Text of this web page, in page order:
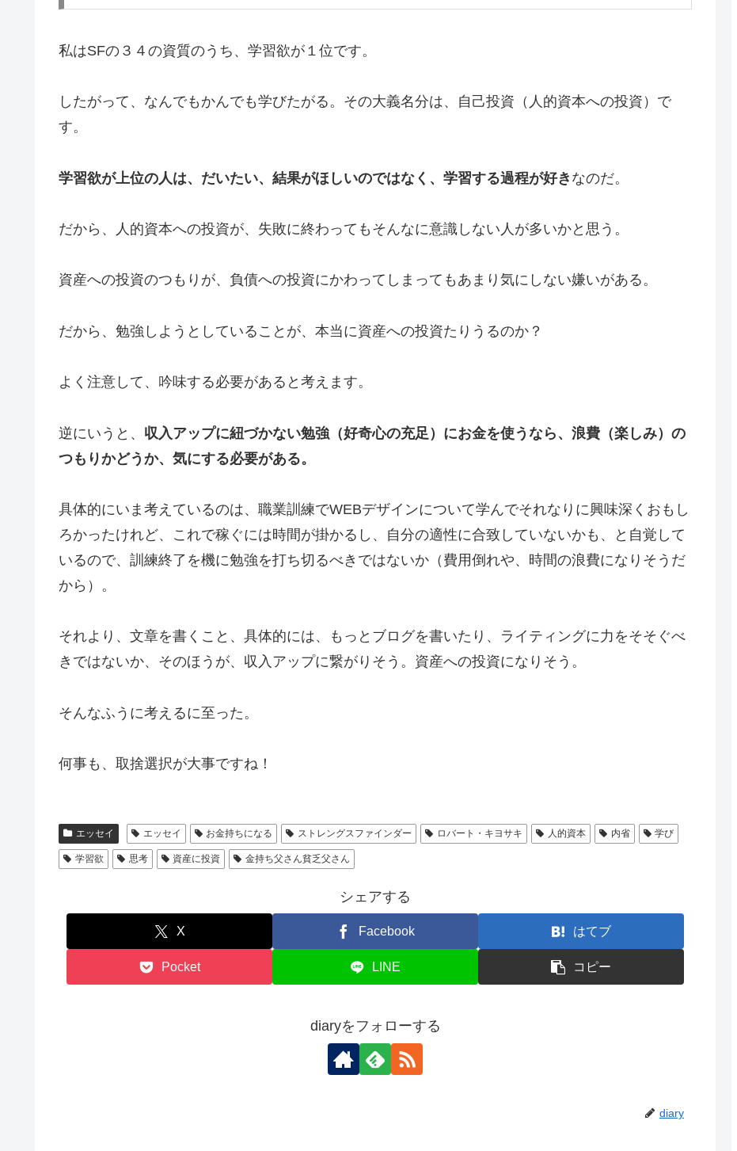
私はSFの３４の資質のうち、学習欲が１位です。
したがって、なんでもかんでも学びたがる。その大義名分は、自己投資（人的資本への投資）で
す。
学習欲が上位の人は、だいたい、結果がほしいのではなく、学習する過程が好き なのだ。
だから、人的資本への投資が、失敗に終わってもそんなに意識しない人が多いかと思う。
資産への投資のつもりが、負債への投資にかわってしまってもあまり気にしない嫌いがある。
だから、勉強しようとしていることが、本当に資産への投資たりうるのか？
よく注意して、吟味する必要があると考えます。
逆にいうと、 収入アップに紐づかない勉強（好奇心の充足）にお金を使うなら、浪費（楽しみ）の
つもりかどうか、気にする必要がある。
具体的にいま考えているのは、職業訓練でWEBデザインについて学んでそれなりに興味深くおもし
ろかったけれど、これで稼ぐには時間が掛かるし、自分の適性に合致していないかも、と自覚して
いるので、訓練終了を機に勉強を打ち切るべきではないか（費用倒れや、時間の浪費になりそうだ
から）。
それより、文章を書くこと、具体的には、もっとブログを書いたり、ライティングに力をそそぐべ
きではないか、そのほうが、収入アップに繋がりそう。資産への投資になりそう。
そんなふうに考えるに至った。
何事も、取捨選択が大事ですね！
エッセイ エッセイ お金持ちになる ストレングスファインダー ロバート・キヨサキ 人的資本 内省 学び
学習欲 思考 資産に投資 金持ち父さん貧乏父さん
シェアする
X Facebook はてブ
Pocket LINE コピー
diaryをフォローする
diary